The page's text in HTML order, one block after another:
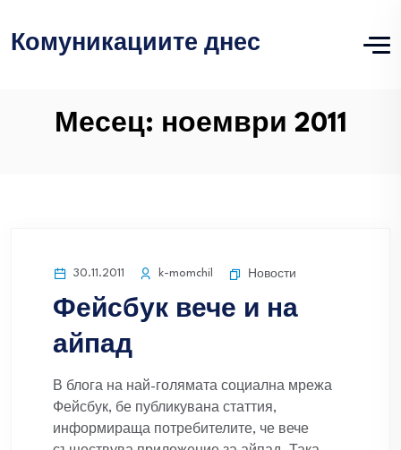
Комуникациите днес
Месец: ноември 2011
30.11.2011 k-momchil Новости
Фейсбук вече и на
айпад
В блога на най-голямата социална мрежа
Фейсбук, бе публикувана статтия,
информираща потребителите, че вече